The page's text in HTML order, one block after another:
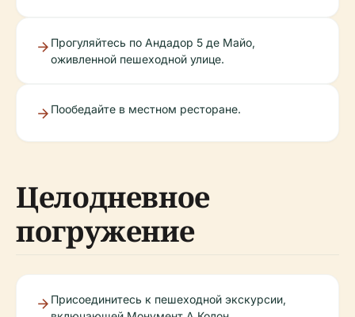
Прогуляйтесь по Андадор 5 де Майо,
оживленной пешеходной улице.
Пообедайте в местном ресторане.
Целодневное
погружение
Присоединитесь к пешеходной экскурсии,